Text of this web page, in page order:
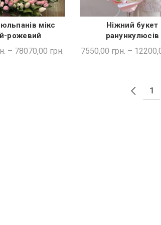
ПОКУПКА
мікс
рожевий
– 78070,00 грн.
ШВИДКА
Ніжний букет
ранункулюсів
7550,00 грн. –
1